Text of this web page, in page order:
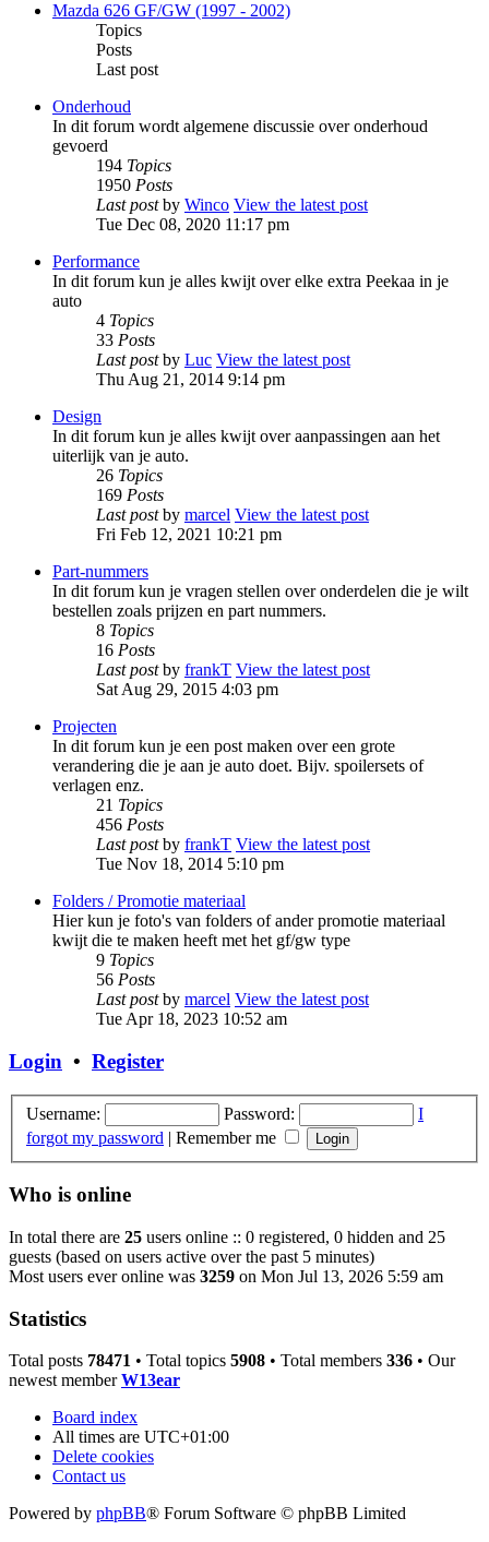
Mazda 626 GF/GW (1997 - 2002)
Topics
Posts
Last post
Onderhoud
In dit forum wordt algemene discussie over onderhoud
gevoerd
194 Topics
1950 Posts
Last postby Winco View the latest post
Tue Dec 08, 2020 11:17 pm
Performance
In dit forum kun je alles kwijt over elke extra Peekaa in je
auto
4 Topics
33 Posts
Last postby Luc View the latest post
Thu Aug 21, 2014 9:14 pm
Design
In dit forum kun je alles kwijt over aanpassingen aan het
uiterlijk van je auto.
26 Topics
169 Posts
Last postby marcel View the latest post
Fri Feb 12, 2021 10:21 pm
Part-nummers
In dit forum kun je vragen stellen over onderdelen die je wilt
bestellen zoals prijzen en part nummers.
8 Topics
16 Posts
Last postby frankT View the latest post
Sat Aug 29, 2015 4:03 pm
Projecten
In dit forum kun je een post maken over een grote
verandering die je aan je auto doet. Bijv. spoilersets of
verlagen enz.
21 Topics
456 Posts
Last postby frankT View the latest post
Tue Nov 18, 2014 5:10 pm
Folders / Promotie materiaal
Hier kun je foto's van folders of ander promotie materiaal
kwijt die te maken heeft met het gf/gw type
9 Topics
56 Posts
Last postby marcel View the latest post
Tue Apr 18, 2023 10:52 am
Login • Register
Username: Password:
I
forgot my password | Remember me
Who is online
In total there are 25 users online :: 0 registered, 0 hidden and 25
guests (based on users active over the past 5 minutes)
Most users ever online was 3259 on Mon Jul 13, 2026 5:59 am
Statistics
Total posts 78471 • Total topics 5908 • Total members 336 • Our
newest memberW13ear
Board index
All times are UTC+01:00
Delete cookies
Contact us
Powered by phpBB® Forum Software © phpBB Limited